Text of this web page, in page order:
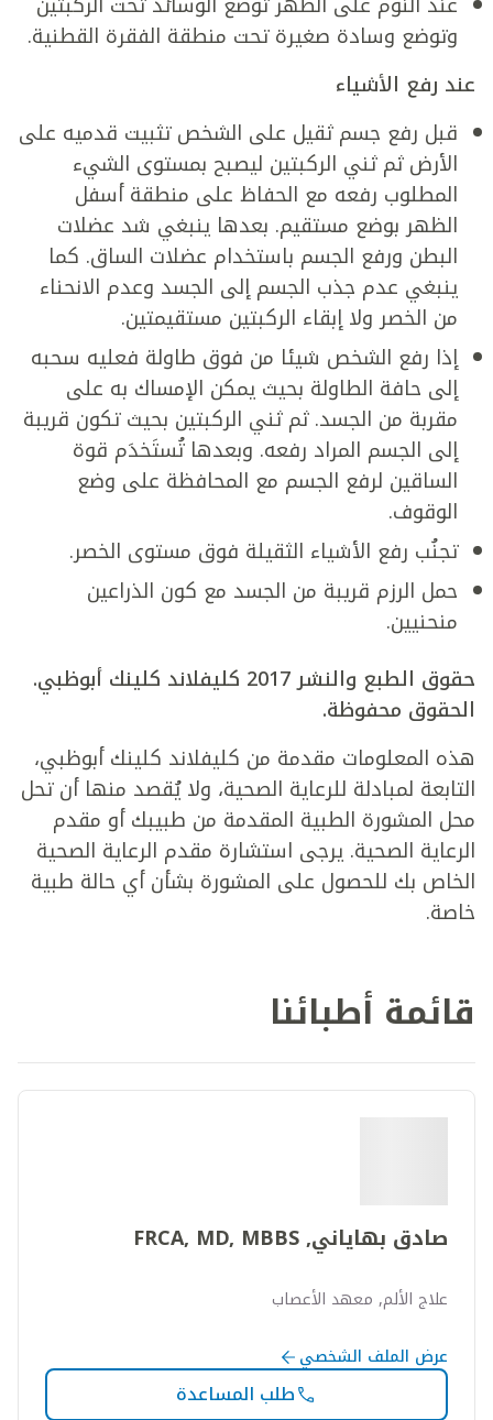
وتوضع وسادة صغيرة تحت منطقة الفقرة القطنية.
عند رفع الأشياء
قبل رفع جسم ثقيل على الشخص تثبيت قدميه على
الأرض ثم ثني الركبتين ليصبح بمستوى الشيء
المطلوب رفعه مع الحفاظ على منطقة أسفل
الظهر بوضع مستقيم. بعدها ينبغي شد عضلات
البطن ورفع الجسم باستخدام عضلات الساق. كما
ينبغي عدم جذب الجسم إلى الجسد وعدم الانحناء
من الخصر ولا إبقاء الركبتين مستقيمتين.
إذا رفع الشخص شيئا من فوق طاولة فعليه سحبه
إلى حافة الطاولة بحيث يمكن الإمساك به على
مقربة من الجسد. ثم ثني الركبتين بحيث تكون قريبة
إلى الجسم المراد رفعه. وبعدها تُستَخدَم قوة
الساقين لرفع الجسم مع المحافظة على وضع
الوقوف.
تجنُب رفع الأشياء الثقيلة فوق مستوى الخصر.
حمل الرزم قريبة من الجسد مع كون الذراعين
منحنيين.
حقوق الطبع والنشر 2017 كليفلاند كلينك أبوظبي.
الحقوق محفوظة.
هذه المعلومات مقدمة من كليفلاند كلينك أبوظبي،
التابعة لمبادلة للرعاية الصحية، ولا يُقصد منها أن تحل
محل المشورة الطبية المقدمة من طبيبك أو مقدم
الرعاية الصحية. يرجى استشارة مقدم الرعاية الصحية
الخاص بك للحصول على المشورة بشأن أي حالة طبية
خاصة.
قائمة أطبائنا
صادق بهاياني, FRCA, MD, MBBS
علاج الألم, معهد الأعصاب
عرض الملف الشخصي
طلب المساعدة